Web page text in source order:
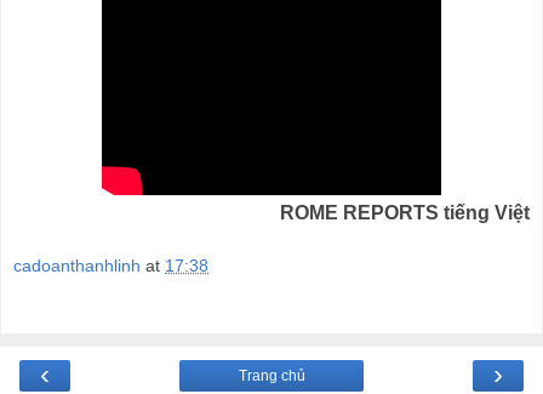
ROME REPORTS tiếng Việt
cadoanthanhlinh at 17:38
‹ ›
Trang chủ